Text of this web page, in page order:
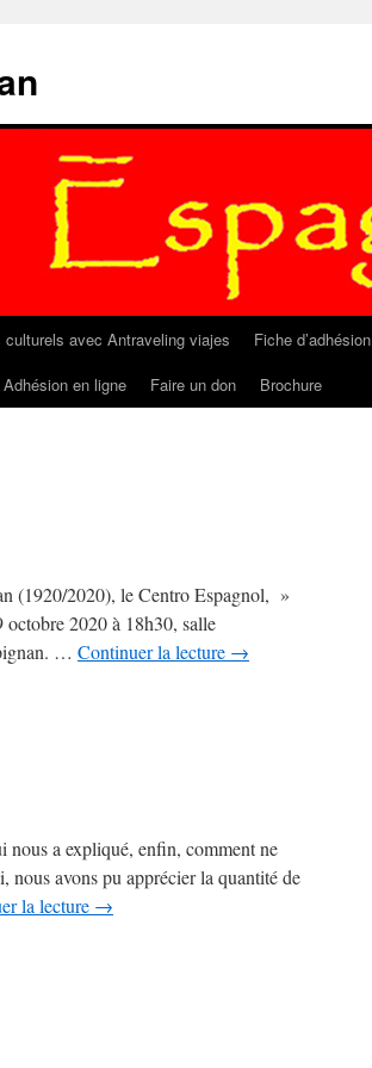
culturels avec Antraveling viajes Fiche d’adhésion
Adhésion en ligne Faire un don Brochure
(1920/2020), le Centro Espagnol, »
2020 à 18h30, salle
… Continuer la lecture →
a expliqué, enfin, comment ne
avons pu apprécier la quantité de
la lecture →